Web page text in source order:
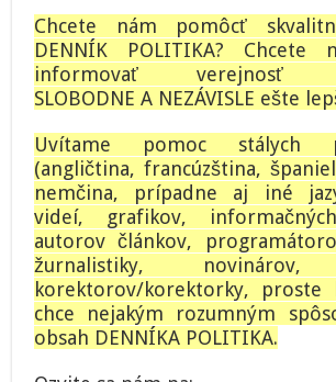
Chcete nám pomôcť
DENNÍK POLITIKA? Chcete
informovať verejnosť
SLOBODNE A NEZÁVISLE ešte
Uvítame pomoc stálych
(angličtina, francúzština,
nemčina, prípadne aj iné
videí, grafikov,
autorov článkov,
žurnalistiky, novinárov,
korektorov/korektorky, proste
chce nejakým rozumným
obsah DENNÍKA POLITIKA.